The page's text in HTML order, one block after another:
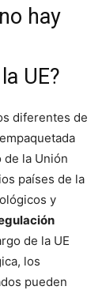
hay
UE?
diferentes de
la Unión
países de la
y
de la UE
los
pueden